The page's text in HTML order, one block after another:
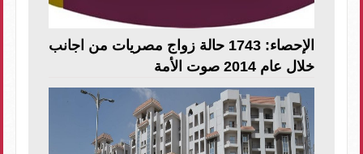
الإحصاء: 1743 حالة زواج مصريات من اجانب
خلال عام 2014 صوت الأمة